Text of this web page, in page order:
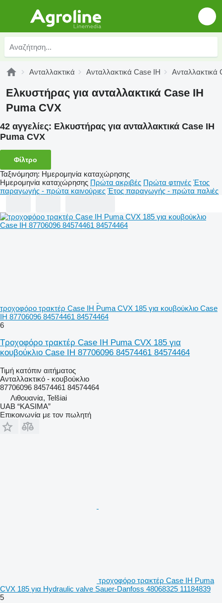
Ανταλλακτικά Ανταλλακτικά Case IH Ανταλλακτικά
Ελκυστήρας για ανταλλακτικά Case IH
Puma CVX
42 αγγελίες: Ελκυστήρας για ανταλλακτικά Case IH
Puma CVX
Φίλτρο
Ταξινόμηση: Ημερομηνία καταχώρησης
Ημερομηνία καταχώρησης Πρώτα ακριβές Πρώτα φτηνές Έτος
παραγωγής - πρώτα καινούριες Έτος παραγωγής - πρώτα παλιές
τροχοφόρο τρακτέρ Case IH Puma CVX 185 για κουβούκλιο Case
IH 87706096 84574461 84574464
6
Τροχοφόρο τρακτέρ Case IH Puma CVX 185 για
κουβούκλιο Case IH 87706096 84574461 84574464
Τιμή κατόπιν αιτήματος
Ανταλλακτικό - κουβούκλιο
87706096 84574461 84574464
Λιθουανία, Telšiai
UAB “KASIMA”
Επικοινωνία με τον πωλητή
τροχοφόρο τρακτέρ Case IH Puma
CVX 185 για Hydraulic valve Sauer-Danfoss 48068325 11184839
5